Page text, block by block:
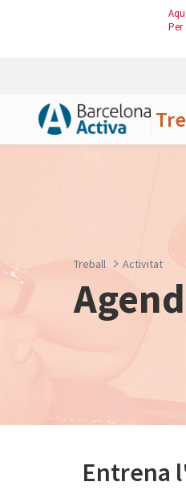
Treball Activitat
Entrena